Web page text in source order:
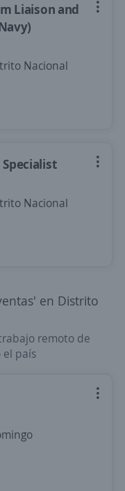
Liaison and
Nacional
Nacional
en Distrito
remoto de
país